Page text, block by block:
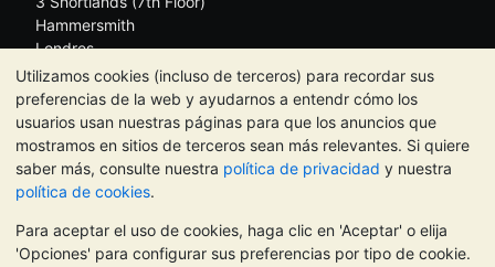
Utilizamos cookies (incluso de terceros) para recordar sus
preferencias de la web y ayudarnos a entendr cómo los
usuarios usan nuestras páginas para que los anuncios que
mostramos en sitios de terceros sean más relevantes. Si quiere
saber más, consulte nuestra política de privacidad y nuestra
política de cookies.
Para aceptar el uso de cookies, haga clic en 'Aceptar' o elija
'Opciones' para configurar sus preferencias por tipo de cookie.
Hammersmith
Londres
W6 8DA
Reino Unido
NOTA: El valor de los metales preciosos puede tanto bajar como
subir. Las tendencias históricas no garantizan la evolución